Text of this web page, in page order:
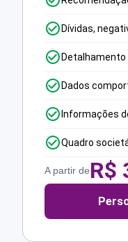
Dívidas,
Dados
Informações
Quadro
A partir deR$